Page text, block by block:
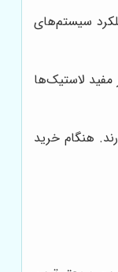
سیستم‌های
لاستیک‌ها
هنگام خرید